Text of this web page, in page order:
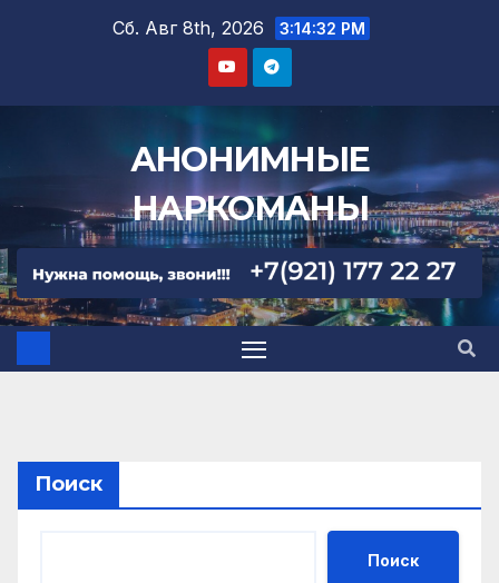
Сб. Авг 8th, 2026 3:14:33 PM
АНОНИМНЫЕ
НАРКОМАНЫ
Поиск
Поиск